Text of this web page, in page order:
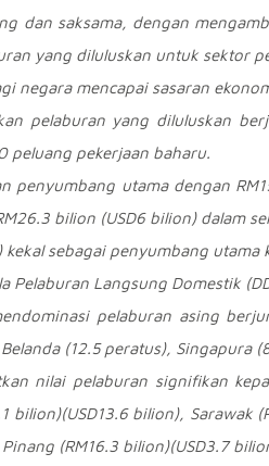
dan saksama, dengan
yang diluluskan untuk sektor
negara mencapai sasaran
pelaburan yang diluluskan
peluang pekerjaan baharu.
penyumbang utama dengan
bilion (USD6bilion) dalam
kekal sebagai penyumbang
Pelaburan Langsung Domestik
pelaburan asing
(12.5peratus), Singapura (
nilai pelaburan signifikan
bilion)(USD13.6bilion), Sarawak (
(RM16.3 bilion)(USD3.7